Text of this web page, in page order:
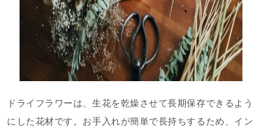
ドライフラワーは、生花を乾燥させて長期保存できるよう
にした花材です。お手入れが簡単で長持ちするため、イン